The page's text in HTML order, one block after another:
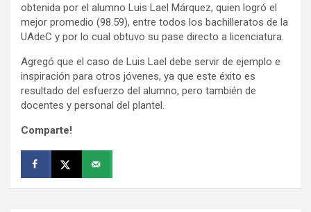
obtenida por el alumno Luis Lael Márquez, quien logró el
mejor promedio (98.59), entre todos los bachilleratos de la
UAdeC y por lo cual obtuvo su pase directo a licenciatura.
Agregó que el caso de Luis Lael debe servir de ejemplo e
inspiración para otros jóvenes, ya que este éxito es
resultado del esfuerzo del alumno, pero también de
docentes y personal del plantel.
Comparte!